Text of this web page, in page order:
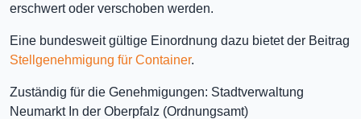
erschwert oder verschoben werden.
Eine bundesweit gültige Einordnung dazu bietet der Beitrag
Stellgenehmigung für Container.
Zuständig für die Genehmigungen: Stadtverwaltung
Neumarkt In der Oberpfalz (Ordnungsamt)